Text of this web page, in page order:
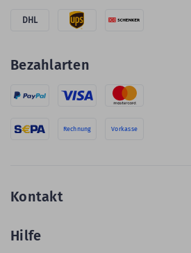
DHL
Bezahlarten
Rechnung Vorkasse
Kontakt
Hilfe